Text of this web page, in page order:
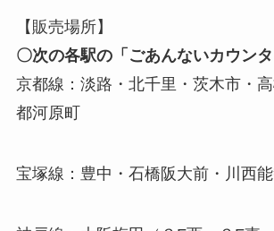
【販売場所】
〇次の各駅の「ごあんないカウンタ
京都線：淡路・北千里・茨木市・
都河原町
宝塚線：豊中・石橋阪大前・川西